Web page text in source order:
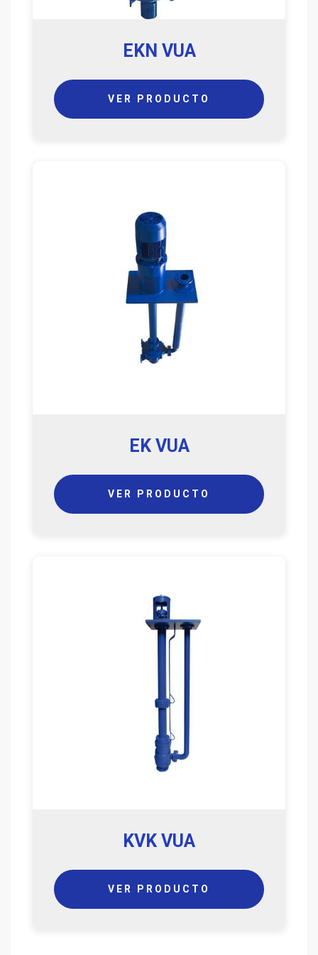
EKN VUA
VER PRODUCTO
EK VUA
VER PRODUCTO
KVK VUA
VER PRODUCTO